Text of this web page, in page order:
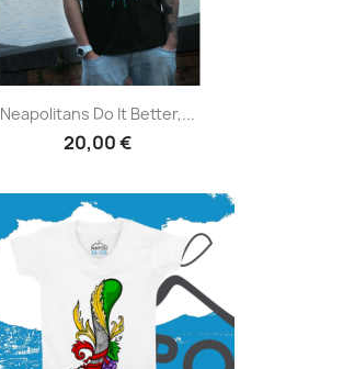
Neapolitans Do It Better,...
20,00 €